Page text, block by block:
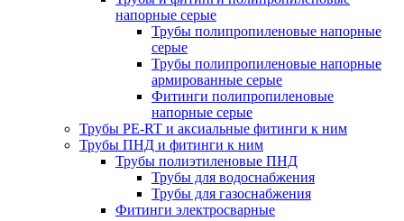
напорные серые
Трубы полипропиленовые напорные
серые
Трубы полипропиленовые напорные
армированные серые
Фитинги полипропиленовые
напорные серые
Трубы PE-RT и аксиальные фитинги к ним
Трубы ПНД и фитинги к ним
Трубы полиэтиленовые ПНД
Трубы для водоснабжения
Трубы для газоснабжения
Фитинги электросварные